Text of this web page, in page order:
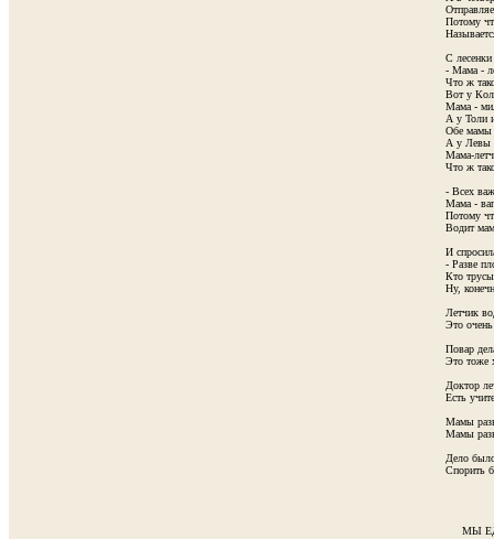
Потому
С
- Мама -
Что ж
Вот у
Мама -
А у Толи
Обе мамы
А у Левы
Мама-
Что ж
- Всех
Мама -
Потому
Водит
И
- Разве
Кто
Ну,
Летчик
Это
Повар
Это тоже
Доктор
Есть
Мамы
Мамы
Дело
Спорить
МЫ